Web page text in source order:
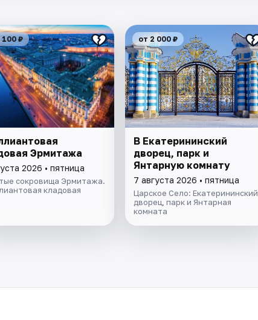
100 ₽
Эрмитажа
2026 • пятница
сокровища Эрмитажа.
кладовая
от 2 000 ₽
В Екатерининский
дворец, парк и
Янтарную комнату
7 августа 2026 • пятница
Царское Село: Екатерининский
дворец, парк и Янтарная
комната